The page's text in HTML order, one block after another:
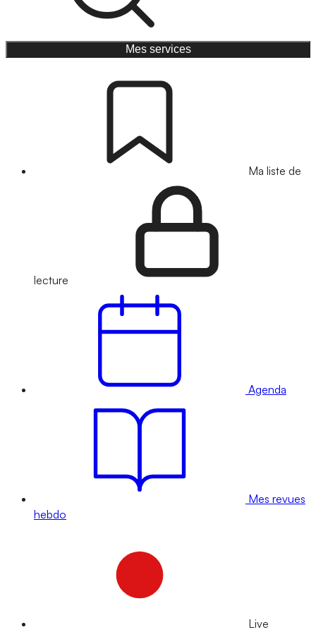
Mes services
Ma liste de
lecture
Agenda
Mes revues
hebdo
Live